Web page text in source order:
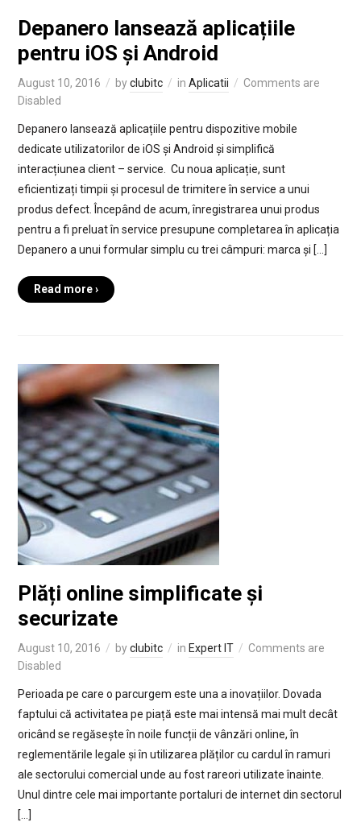
Depanero lansează aplicațiile
pentru iOS și Android
August 10, 2016 byclubitc in Aplicatii
Comments are
Disabled
Depanero lansează aplicațiile pentru dispozitive mobile
dedicate utilizatorilor de iOS și Android și simplifică
interacțiunea client – service. Cu noua aplicație, sunt
eficientizați timpii și procesul de trimitere în service a unui
produs defect. Începând de acum, înregistrarea unui produs
pentru a fi preluat în service presupune completarea în aplicația
Depanero a unui formular simplu cu trei câmpuri: marca și […]
Read more ›
Plăți online simplificate și
securizate
August 10, 2016 byclubitc in Expert IT
Comments are
Disabled
Perioada pe care o parcurgem este una a inovațiilor. Dovada
faptului că activitatea pe piață este mai intensă mai mult decât
oricând se regăsește în noile funcții de vânzări online, în
reglementările legale și în utilizarea plăților cu cardul în ramuri
ale sectorului comercial unde au fost rareori utilizate înainte.
Unul dintre cele mai importante portaluri de internet din sectorul
[…]